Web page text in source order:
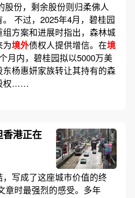
股份，剩余股份则归柔佛人
不过，2025年4月，碧桂园
组方案和进展时指出，森林城
境外债权人提供增信。在境
月内，碧桂园拟以5000万美
杨惠妍家族转让其持有的森
权……
香港正在
写成了这座城市价值的终
章时最强烈的感受。多年